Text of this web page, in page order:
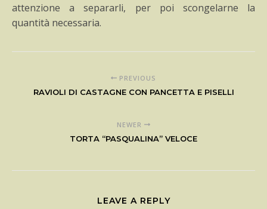
attenzione a separarli, per poi scongelarne la
quantità necessaria.
PREVIOUS
RAVIOLI DI CASTAGNE CON PANCETTA E PISELLI
NEWER
TORTA “PASQUALINA” VELOCE
LEAVE A REPLY